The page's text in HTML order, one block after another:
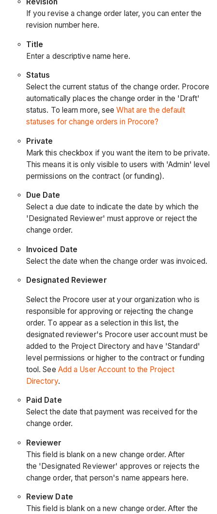
If you revise a change order later, you can enter the
revision number here.
Title
Enter a descriptive name here.
Status
Select the current status of the change order. Procore
automatically places the change order in the 'Draft'
status. To learn more, seeWhat are the default
statuses for change orders in Procore?
Private
Mark this checkbox if you want the item to be private.
This means it is only visible to users with 'Admin' level
permissions on the contract (or funding).
Due Date
Select a due date to indicate the date by which the
'Designated Reviewer' must approve or reject the
change order.
Invoiced Date
Select the date when the change order was invoiced.
Designated Reviewer
Select the Procore user at your organization who is
responsible for approving or rejecting the change
order. To appear as a selection in this list, the
designated reviewer's Procore user account must be
added to the Project Directory and have 'Standard'
level permissions or higher to the contract or funding
tool. See Add a User Account to the Project
Directory.
Paid Date
Select the date that payment was received for the
change order.
Reviewer
This field is blank on a new change order. After
the 'Designated Reviewer' approves or rejects the
change order, that person's name appears here.
Review Date
This field is blank on a new change order. After the